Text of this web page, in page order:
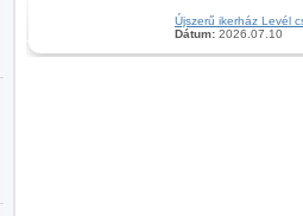
Újszerű ikerház Levél
Dátum: 2026.07.10